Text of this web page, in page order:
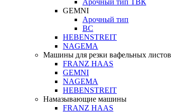
Арочный тип ТВК
GEMNI
Арочный тип
ВС
HEBENSTREIT
NAGEMA
Машины для резки вафельных листов
FRANZ HAAS
GEMNI
NAGEMA
HEBENSTREIT
Намазывающие машины
FRANZ HAAS